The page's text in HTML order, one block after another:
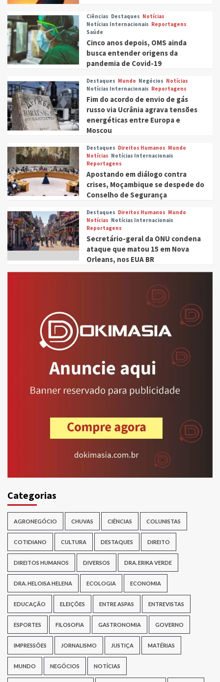
Ciências Destaques Notícias
Notícias Internacionais Reportagens
Saúde
Cinco anos depois, OMS ainda
busca entender origens da
pandemia de Covid-19
Destaques Mundo Negócios Notícias
Notícias Internacionais Reportagens
Fim do acordo de envio de gás
russo via Ucrânia agrava tensões
energéticas entre Europa e
Moscou
Destaques Direitos Humanos Mundo
Notícias Notícias Internacionais
Reportagens
Apostando em diálogo contra
crises, Moçambique se despede do
Conselho de Segurança
Destaques Direitos Humanos Mundo
Notícias Notícias Internacionais
Reportagens
Secretário-geral da ONU condena
ataque que matou 15 em Nova
Orleans, nos EUA BR
Categorias
AGRONEGÓCIO CHUVAS CIÊNCIAS COLUNISTAS
COTIDIANO CULTURA DESTAQUES DIREITO
DIREITOS HUMANOS DIVERSOS DRA. ERIKA VERDE
DRA. HELOISA HELENA ECOLOGIA ECONOMIA
EDUCAÇÃO ELEIÇÕES ENTRE ASPAS ENTREVISTAS
ESPORTES FILOSOFIA GASTRONOMIA GOVERNO
IMPRESSÕES JORNALISMO JUSTIÇA MATÉRIAS
MUNDO NEGÓCIOS NOTÍCIAS